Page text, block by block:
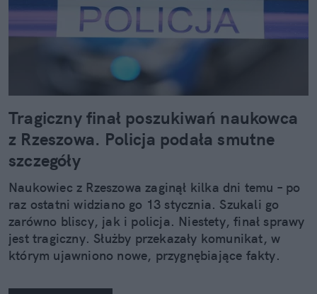
Tragiczny finał poszukiwań naukowca
z Rzeszowa. Policja podała smutne
szczegóły
Naukowiec z Rzeszowa zaginął kilka dni temu – po
raz ostatni widziano go 13 stycznia. Szukali go
zarówno bliscy, jak i policja. Niestety, finał sprawy
jest tragiczny. Służby przekazały komunikat, w
którym ujawniono nowe, przygnębiające fakty.